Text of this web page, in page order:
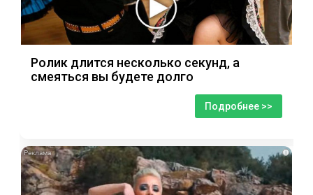
Ролик длится несколько секунд, а
смеяться вы будете долго
Подробнее >>
i